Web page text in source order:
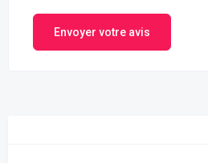
Envoyer votre avis